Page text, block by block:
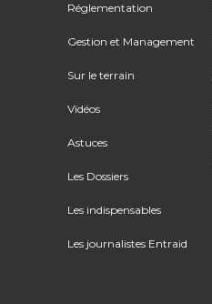
Réglementation
Gestion et Management
Sur le terrain
Vidéos
Astuces
Les Dossiers
Les indispensables
Les journalistes Entraid